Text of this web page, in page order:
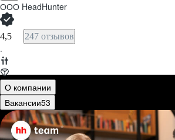
ООО HeadHunter
4,5 247 отзывов
·
О компании
Вакансии53